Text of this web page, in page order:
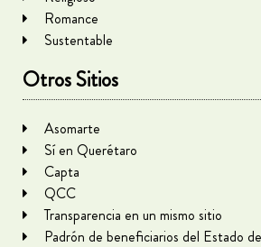
Romance
Sustentable
Otros Sitios
Asomarte
Sí en Querétaro
Capta
QCC
Transparencia en un mismo sitio
Padrón de beneficiarios del Estado